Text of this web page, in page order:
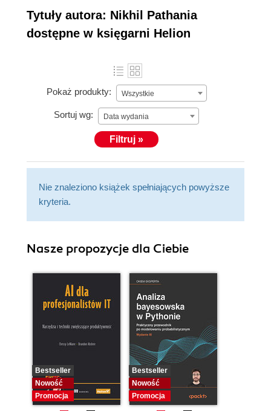
Tytuły autora: Nikhil Pathania
dostępne w księgarni Helion
Pokaż produkty: Wszystkie
Sortuj wg: Data wydania
Filtruj »
Nie znaleziono książek spełniających powyższe
kryteria.
Nasze propozycje dla Ciebie
Bestseller
Nowość
Promocja
Bestseller
Nowość
Promocja